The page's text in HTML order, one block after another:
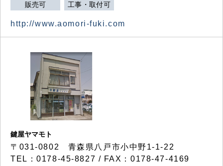
販売可 工事・取付可
http://www.aomori-fuki.com
鍵屋ヤマモト
〒031-0802 青森県八戸市小中野1-1-22
TEL：0178-45-8827 / FAX：0178-47-4169